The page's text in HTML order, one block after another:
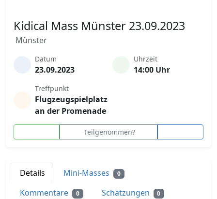
Kidical Mass Münster 23.09.2023
Münster
Datum
23.09.2023
Uhrzeit
14:00 Uhr
Treffpunkt
Flugzeugspielplatz
an der Promenade
Teilgenommen?
Details Mini-Masses 0
Kommentare 0 Schätzungen 0